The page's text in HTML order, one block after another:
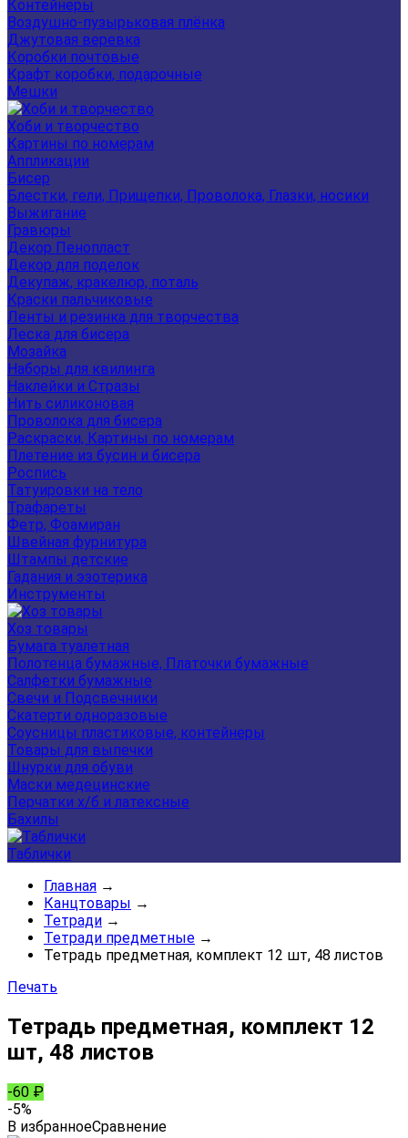
Контейнеры
Воздушно-пузырьковая плёнка
Джутовая веревка
Коробки почтовые
Крафт коробки, подарочные
Мешки
Хоби и творчество
Картины по номерам
Аппликации
Бисер
Блестки, гели, Прищепки, Проволока, Глазки, носики
Выжигание
Гравюры
Декор Пенопласт
Декор для поделок
Декупаж, кракелюр, поталь
Краски пальчиковые
Ленты и резинка для творчества
Леска для бисера
Мозайка
Наборы для квилинга
Наклейки и Стразы
Нить силиконовая
Проволока для бисера
Раскраски, Картины по номерам
Плетение из бусин и бисера
Роспись
Татуировки на тело
Трафареты
Фетр, Фоамиран
Швейная фурнитура
Штампы детские
Гадания и эзотерика
Инструменты
Хоз товары
Бумага туалетная
Полотенца бумажные, Платочки бумажные
Салфетки бумажные
Свечи и Подсвечники
Скатерти одноразовые
Соусницы пластиковые, контейнеры
Товары для выпечки
Шнурки для обуви
Маски медецинские
Перчатки х/б и латексные
Бахилы
Таблички
Главная →
Канцтовары →
Тетради →
Тетради предметные →
Тетрадь предметная, комплект 12 шт, 48 листов
Печать
Тетрадь предметная, комплект 12
шт, 48 листов
-60 ₽
-5%
В избранноеСравнение